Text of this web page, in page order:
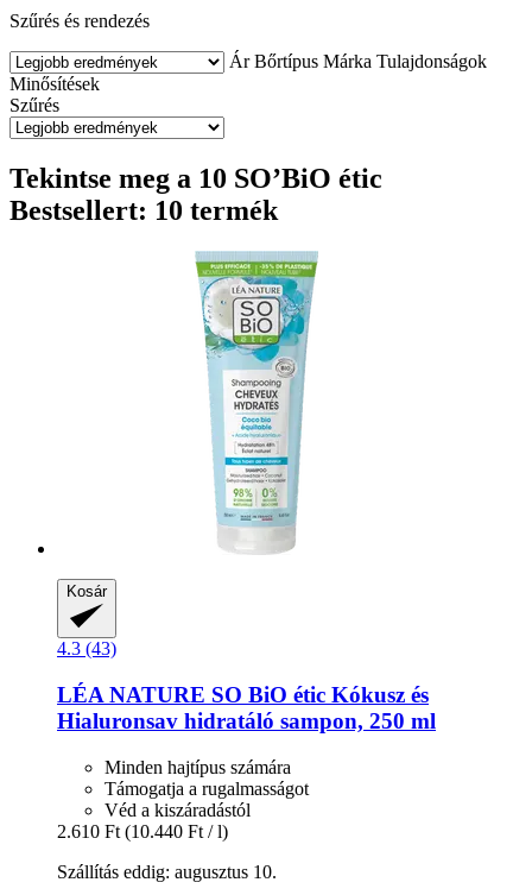
Szűrés és rendezés
Ár Bőrtípus Márka Tulajdonságok
Minősítések
Szűrés
Tekintse meg a 10 SO’BiO étic
Bestsellert: 10 termék
Kosár
4.3 (43)
LÉA NATURE SO BiO étic Kókusz és
Hialuronsav hidratáló sampon, 250 ml
Minden hajtípus számára
Támogatja a rugalmasságot
Véd a kiszáradástól
2.610 Ft (10.440 Ft / l)
Szállítás eddig: augusztus 10.